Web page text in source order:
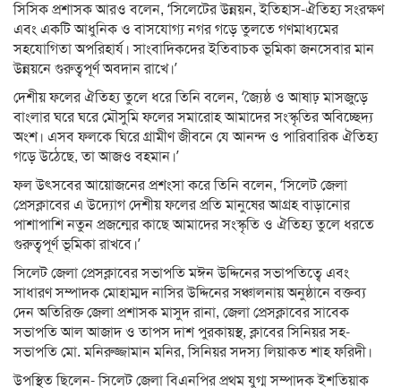
সিসিক প্রশাসক আরও বলেন, ‘সিলেটের উন্নয়ন, ইতিহাস-ঐতিহ্য সংরক্ষণ
এবং একটি আধুনিক ও বাসযোগ্য নগর গড়ে তুলতে গণমাধ্যমের
সহযোগিতা অপরিহার্য। সাংবাদিকদের ইতিবাচক ভূমিকা জনসেবার মান
উন্নয়নে গুরুত্বপূর্ণ অবদান রাখে।’
দেশীয় ফলের ঐতিহ্য তুলে ধরে তিনি বলেন, ‘জ্যৈষ্ঠ ও আষাঢ় মাসজুড়ে
বাংলার ঘরে ঘরে মৌসুমি ফলের সমারোহ আমাদের সংস্কৃতির অবিচ্ছেদ্য
অংশ। এসব ফলকে ঘিরে গ্রামীণ জীবনে যে আনন্দ ও পারিবারিক ঐতিহ্য
গড়ে উঠেছে, তা আজও বহমান।’
ফল উৎসবের আয়োজনের প্রশংসা করে তিনি বলেন, ‘সিলেট জেলা
প্রেসক্লাবের এ উদ্যোগ দেশীয় ফলের প্রতি মানুষের আগ্রহ বাড়ানোর
পাশাপাশি নতুন প্রজন্মের কাছে আমাদের সংস্কৃতি ও ঐতিহ্য তুলে ধরতে
গুরুত্বপূর্ণ ভূমিকা রাখবে।’
সিলেট জেলা প্রেসক্লাবের সভাপতি মঈন উদ্দিনের সভাপতিত্বে এবং
সাধারণ সম্পাদক মোহাম্মদ নাসির উদ্দিনের সঞ্চালনায় অনুষ্ঠানে বক্তব্য
দেন অতিরিক্ত জেলা প্রশাসক মাসুদ রানা, জেলা প্রেসক্লাবের সাবেক
সভাপতি আল আজাদ ও তাপস দাশ পুরকায়স্থ, ক্লাবের সিনিয়র সহ-
সভাপতি মো. মনিরুজ্জামান মনির, সিনিয়র সদস্য লিয়াকত শাহ ফরিদী।
উপস্থিত ছিলেন- সিলেট জেলা বিএনপির প্রথম যুগ্ম সম্পাদক ইশতিয়াক